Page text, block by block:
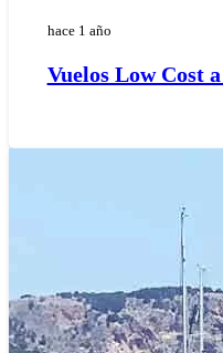
hace 1 año
Vuelos Low Cost